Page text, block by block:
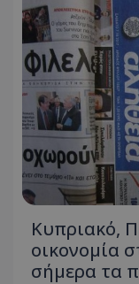
Κυπριακό,
οικονομία
σήμερα τα